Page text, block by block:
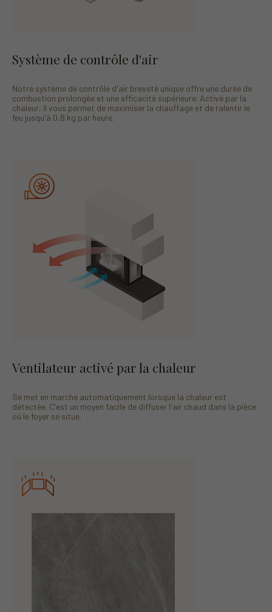
Système de contrôle d'air
Notre système de contrôle d'air breveté unique offre une durée de
combustion prolongée et une efficacité supérieure. Activé par la
chaleur, il vous permet de maximiser la chauffage et de ralentir le
feu jusqu'à 0,8 kg par heure.
Ventilateur activé par la chaleur
Se met en marche automatiquement lorsque la chaleur est
détectée. C'est un moyen facile de diffuser l'air chaud dans la pièce
où le foyer se situe.